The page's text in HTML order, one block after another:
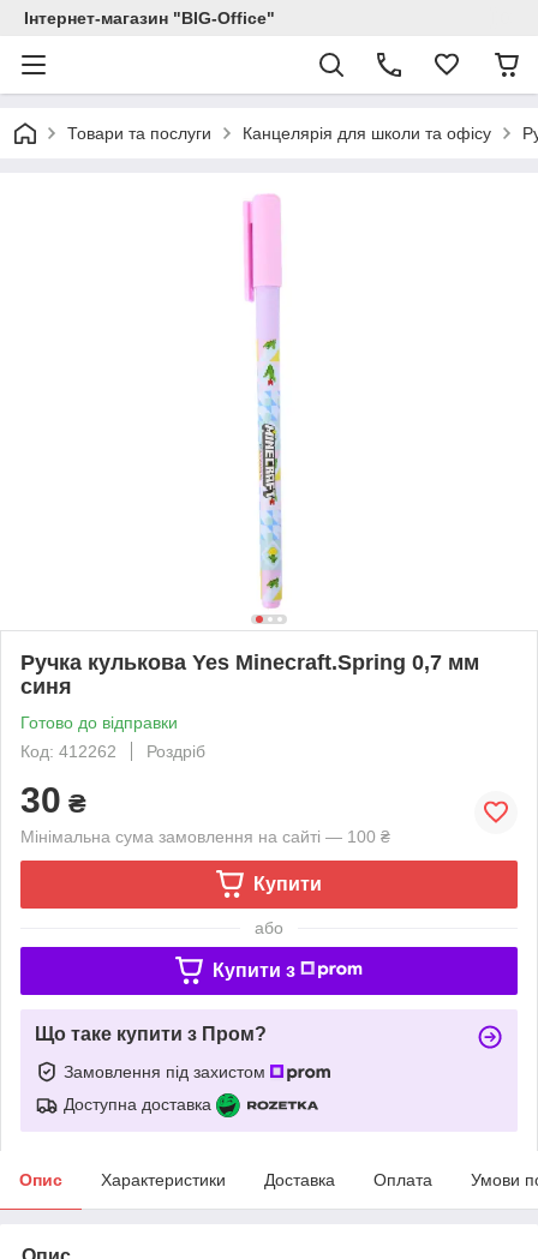
Інтернет-магазин "BIG-Office"
Товари та послуги Канцелярія для школи та офісу
Ручка кулькова Yes Minecraft.Spring 0,7 мм
синя
Готово до відправки
Код: 412262
Роздріб
30 ₴
Мінімальна сума замовлення на сайті — 100 ₴
Купити
або
Купити з
Що таке купити з Пром?
Замовлення під захистом
Доступна доставка
Опис Характеристики Доставка Оплата Умови